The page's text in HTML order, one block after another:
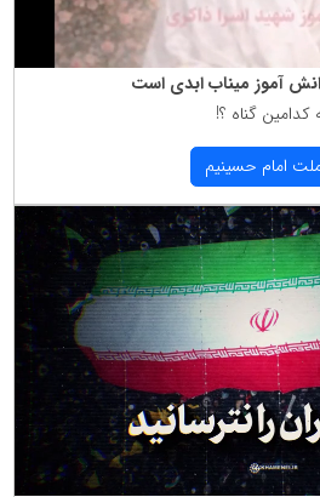
آموز میناب ابدی است
كدامین گناه ؟!
امام حسینیم